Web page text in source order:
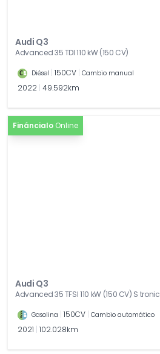
Audi Q3
Advanced 35 TDI 110 kW (150 CV)
Diésel 150CV Cambio manual
2022 49.592km
Fináncialo Online
Audi Q3
Advanced 35 TFSI 110 kW (150 CV) S tronic
Gasolina 150CV Cambio automático
2021 102.028km